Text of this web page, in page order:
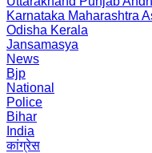
Karnataka Maharashtra
Odisha Kerala
Jansamasya
News
Bjp
National
Police
Bihar
India
कांग्रेस